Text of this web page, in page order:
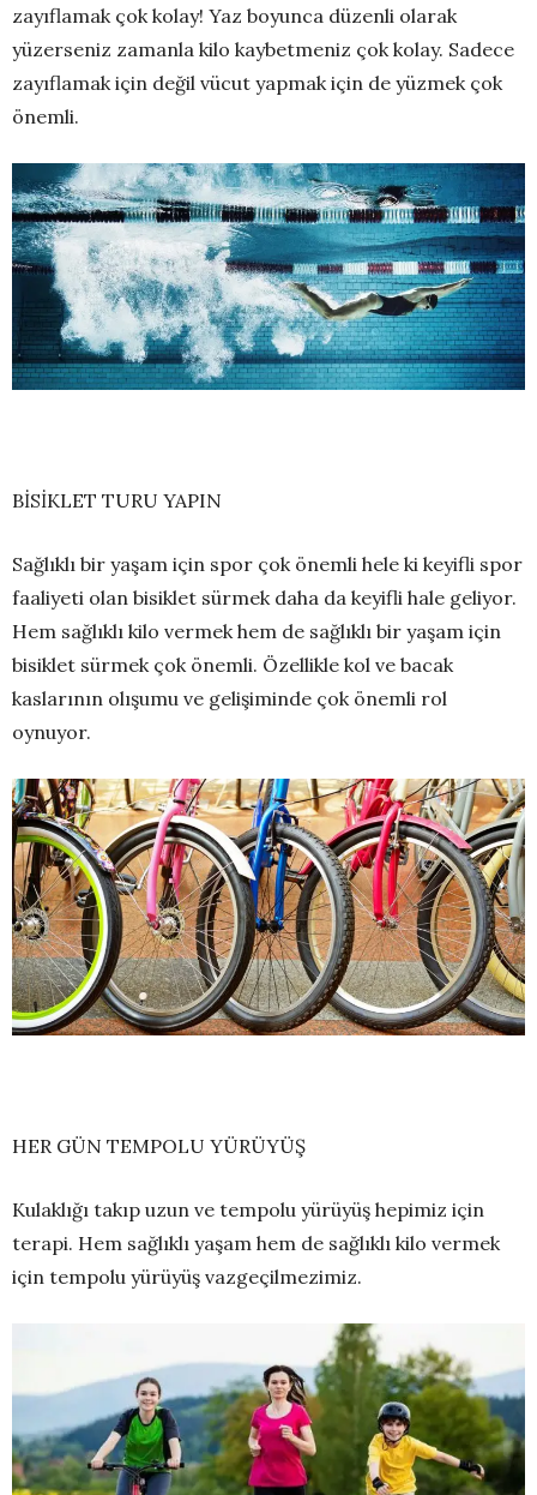
zayıflamak çok kolay! Yaz boyunca düzenli olarak
yüzerseniz zamanla kilo kaybetmeniz çok kolay. Sadece
zayıflamak için değil vücut yapmak için de yüzmek çok
önemli.
BİSİKLET TURU YAPIN
Sağlıklı bir yaşam için spor çok önemli hele ki keyifli spor
faaliyeti olan bisiklet sürmek daha da keyifli hale geliyor.
Hem sağlıklı kilo vermek hem de sağlıklı bir yaşam için
bisiklet sürmek çok önemli. Özellikle kol ve bacak
kaslarının olışumu ve gelişiminde çok önemli rol
oynuyor.
HER GÜN TEMPOLU YÜRÜYÜŞ
Kulaklığı takıp uzun ve tempolu yürüyüş hepimiz için
terapi. Hem sağlıklı yaşam hem de sağlıklı kilo vermek
için tempolu yürüyüş vazgeçilmezimiz.